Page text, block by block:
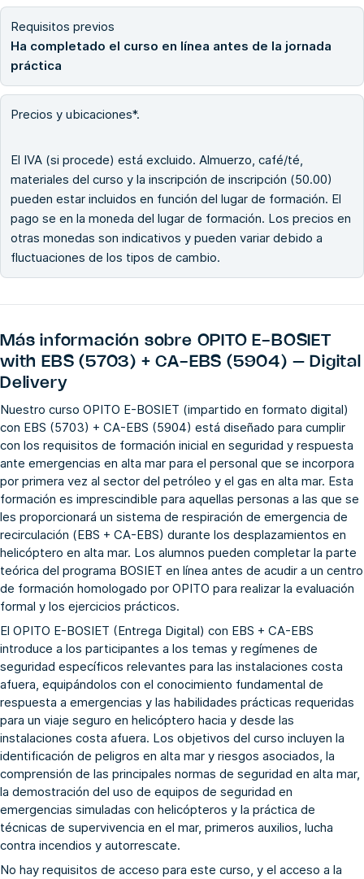
Requisitos previos
Ha completado el curso en línea antes de la jornada
práctica
Precios y ubicaciones*.
El IVA (si procede) está excluido. Almuerzo, café/té,
materiales del curso y la inscripción de inscripción (50.00)
pueden estar incluidos en función del lugar de formación. El
pago se en la moneda del lugar de formación. Los precios en
otras monedas son indicativos y pueden variar debido a
fluctuaciones de los tipos de cambio.
Más información sobre OPITO E-BOSIET
with EBS (5703) + CA-EBS (5904) – Digital
Delivery
Nuestro curso OPITO E-BOSIET (impartido en formato digital)
con EBS (5703) + CA-EBS (5904) está diseñado para cumplir
con los requisitos de formación inicial en seguridad y respuesta
ante emergencias en alta mar para el personal que se incorpora
por primera vez al sector del petróleo y el gas en alta mar. Esta
formación es imprescindible para aquellas personas a las que se
les proporcionará un sistema de respiración de emergencia de
recirculación (EBS + CA-EBS) durante los desplazamientos en
helicóptero en alta mar. Los alumnos pueden completar la parte
teórica del programa BOSIET en línea antes de acudir a un centro
de formación homologado por OPITO para realizar la evaluación
formal y los ejercicios prácticos.
El OPITO E-BOSIET (Entrega Digital) con EBS + CA-EBS
introduce a los participantes a los temas y regímenes de
seguridad específicos relevantes para las instalaciones costa
afuera, equipándolos con el conocimiento fundamental de
respuesta a emergencias y las habilidades prácticas requeridas
para un viaje seguro en helicóptero hacia y desde las
instalaciones costa afuera. Los objetivos del curso incluyen la
identificación de peligros en alta mar y riesgos asociados, la
comprensión de las principales normas de seguridad en alta mar,
la demostración del uso de equipos de seguridad en
emergencias simuladas con helicópteros y la práctica de
técnicas de supervivencia en el mar, primeros auxilios, lucha
contra incendios y autorrescate.
No hay requisitos de acceso para este curso, y el acceso a la